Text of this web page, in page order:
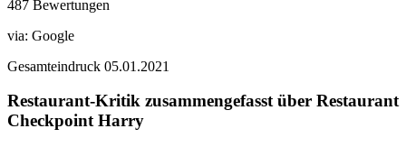
487 Bewertungen
via: Google
Gesamteindruck 05.01.2021
Restaurant-Kritik zusammengefasst über Restaurant
Checkpoint Harry